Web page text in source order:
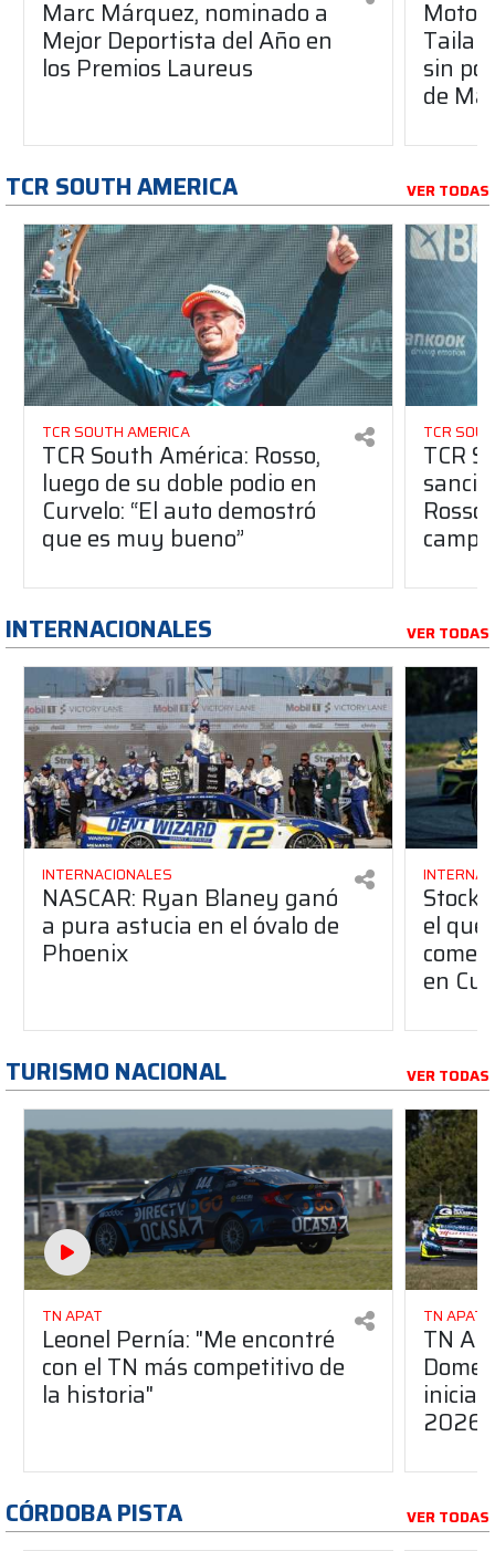
Marc Márquez, nominado a
Mejor Deportista del Año en
los Premios Laureus sin
de
TCR SOUTH AMERICA VER TODAS
TCR SOUTH AMERICA
TCR South América: Rosso,
luego de su doble podio en
Curvelo: “El auto demostró
que es muy bueno”
TCR
TCR
INTERNACIONALES VER TODAS
INTERNACIONALES
NASCAR: Ryan Blaney ganó
a pura astucia en el óvalo de
Phoenix
Stock
el
en
TURISMO NACIONAL VER TODAS
TN APAT
Leonel Pernía: "Me encontré
con el TN más competitivo de
la historia"
TN APAT
TN
2026
CÓRDOBA PISTA VER TODAS